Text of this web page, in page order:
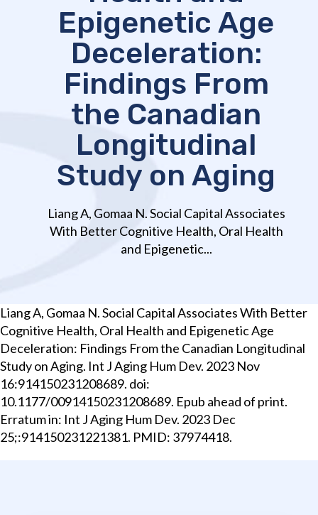
Epigenetic Age
Deceleration:
Findings From
the Canadian
Longitudinal
Study on Aging
Liang A, Gomaa N. Social Capital Associates
With Better Cognitive Health, Oral Health
and Epigenetic...
Liang A, Gomaa N. Social Capital Associates With Better
Cognitive Health, Oral Health and Epigenetic Age
Deceleration: Findings From the Canadian Longitudinal
Study on Aging. Int J Aging Hum Dev. 2023 Nov
16:914150231208689. doi:
10.1177/00914150231208689. Epub ahead of print.
Erratum in: Int J Aging Hum Dev. 2023 Dec
25;:914150231221381. PMID: 37974418.